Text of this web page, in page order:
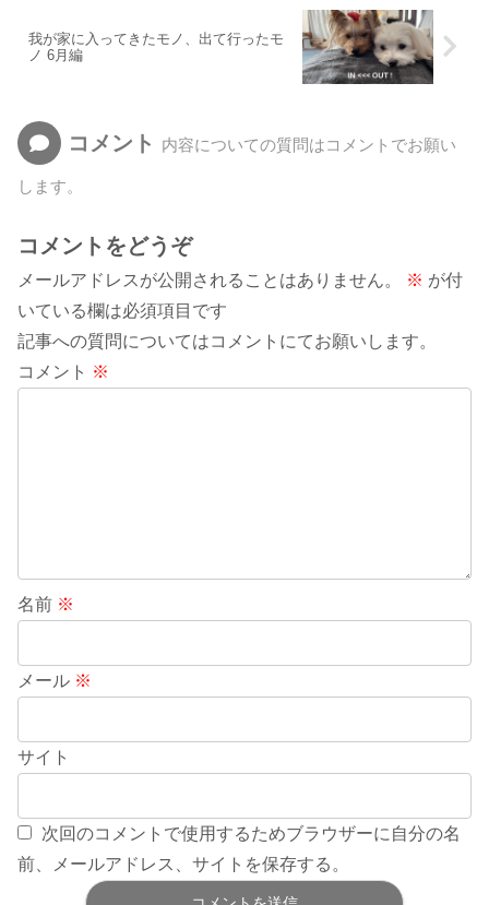
我が家に入ってきたモノ、出て行ったモ
ノ 6月編
コメント 内容についての質問はコメントでお願い
します。
コメントをどうぞ
メールアドレスが公開されることはありません。 ※ が付
いている欄は必須項目です
記事への質問についてはコメントにてお願いします。
コメント ※
名前 ※
メール ※
サイト
次回のコメントで使用するためブラウザーに自分の名
前、メールアドレス、サイトを保存する。